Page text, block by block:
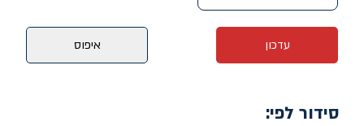
עדכון איפוס
סידור לפי: